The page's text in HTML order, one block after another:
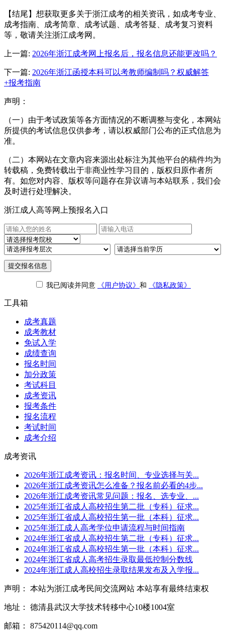
【结尾】想获取更多关于浙江成考的相关资讯，如成考专业、
成考指南、成考简章、成考试题、成考答疑、成考复习资料
等，敬请关注浙江成考网。
上一篇: 2026年浙江成考网上报名后，报名信息还能更改吗？
下一篇: 2026年浙江函授本科可以考教师编制吗？权威解答
+报考指南
声明：
（一）由于考试政策等各方面情况的不断调整与变化，本网站
所提供的考试信息仅供参考，请以权威部门公布的正式信息为
准。
（二）本网站在文章内容来源出处标注为其他平台的稿件均为
转载稿，免费转载出于非商业性学习目的，版权归原作者所
有。如您对内容、版权等问题存在异议请与本站联系，我们会
及时进行处理解决。
浙江成人高等网上预报名入口
提交报名信息
我已阅读并同意 《用户协议》 和 《隐私政策》
工具箱
成考真题
成考教材
免试入学
成绩查询
报名时间
加分政策
考试科目
成考资讯
报考条件
报名流程
考试时间
成考介绍
成考资讯
2026年浙江成考资讯：报名时间、专业选择与关...
2026年浙江成考资讯怎么准备？报名前必看的4步...
2026年浙江成考资讯常见问题：报名、选专业、...
2025年浙江省成人高校招生第二批（专科）征求...
2025年浙江省成人高校招生第一批（本科）征求...
2025年浙江成人高考学位申请流程与时间指南
2024年浙江省成人高校招生第二批（专科）征求...
2024年浙江省成人高校招生第一批（本科）征求...
2024年浙江省成人高考招生录取最低控制分数线
2024年浙江成人高校招生录取结果发布及入学报...
声明： 本站为浙江成考民间交流网站 本站享有最终结束权
地址： 德清县武汉大学技术转移中心10楼1004室
邮箱： 875420114@qq.com